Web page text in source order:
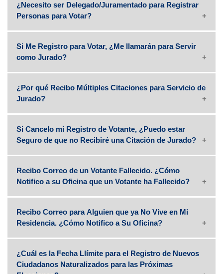
¿Necesito ser Delegado/Juramentado para Registrar
Personas para Votar?
Si Me Registro para Votar, ¿Me llamarán para Servir
como Jurado?
¿Por qué Recibo Múltiples Citaciones para Servicio de
Jurado?
Si Cancelo mi Registro de Votante, ¿Puedo estar
Seguro de que no Recibiré una Citación de Jurado?
Recibo Correo de un Votante Fallecido. ¿Cómo
Notifico a su Oficina que un Votante ha Fallecido?
Recibo Correo para Alguien que ya No Vive en Mi
Residencia. ¿Cómo Notifico a Su Oficina?
¿Cuál es la Fecha Llímite para el Registro de Nuevos
Ciudadanos Naturalizados para las Próximas